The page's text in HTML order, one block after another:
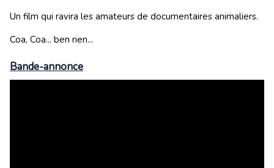
Un film qui ravira les amateurs de documentaires animaliers.
Coa, Coa... ben rien...
Bande-annonce